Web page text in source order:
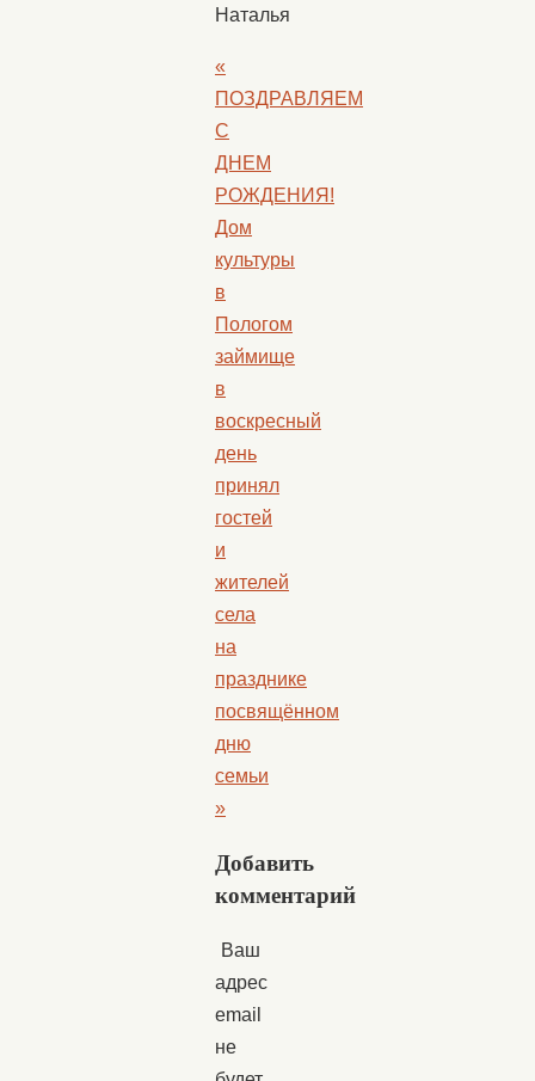
Наталья
«
ПОЗДРАВЛЯЕМ
С
ДНЕМ
РОЖДЕНИЯ!
Дом
культуры
в
Пологом
займище
в
воскресный
день
принял
гостей
и
жителей
села
на
празднике
посвящённом
дню
семьи
»
Добавить
комментарий
Ваш
адрес
email
не